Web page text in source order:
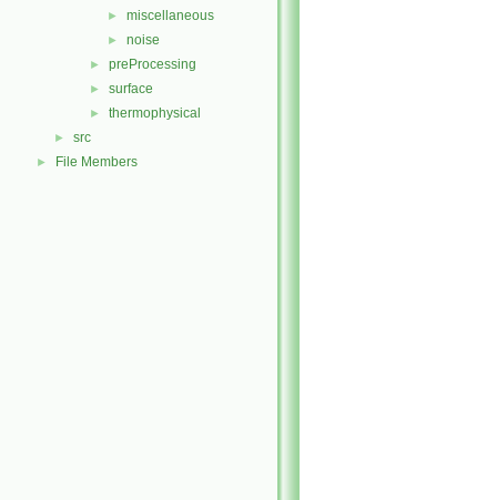
► miscellaneous
► noise
► preProcessing
► surface
► thermophysical
► src
► File Members